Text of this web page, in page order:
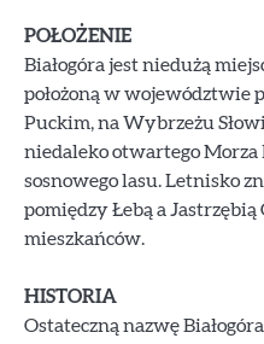
POŁOŻENIE
Białogóra jest niedużą
położoną w województwie
Puckim, na Wybrzeżu
niedaleko otwartego Morza
sosnowego lasu. Letnisko
pomiędzy Łebą a Jastrzębią
mieszkańców.
HISTORIA
Ostateczną nazwę